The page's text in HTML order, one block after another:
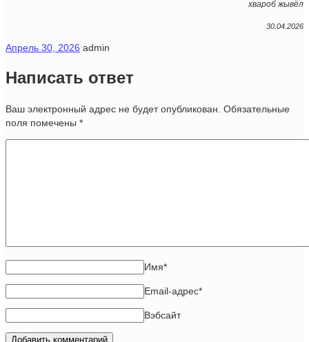
хвароб жывёл
30.04.2026
Апрель 30, 2026 admin
Написать ответ
Ваш электронный адрес не будет опубликован. Обязательные
поля помечены *
Имя*
Email-адрес*
Вэбсайт